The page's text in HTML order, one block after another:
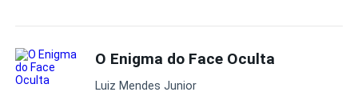
Rebelde Drama Amor Proibido
O Enigma do Face Oculta
Luiz Mendes Junior